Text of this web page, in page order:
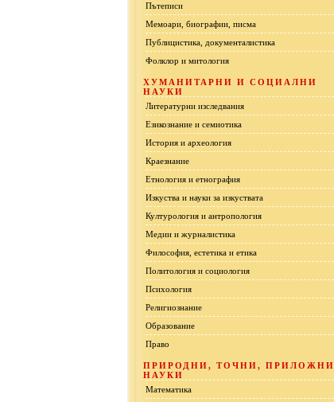
Пътеписи
Мемоари, биографии, писма
Публицистика, документалистика
Фолклор и митология
ХУМАНИТАРНИ И СОЦИАЛНИ
НАУКИ
Литературни изследвания
Езикознание и семиотика
История и археология
Краезнание
Етнология и етнография
Изкуства и науки за изкуствата
Културология и антропология
Медии и журналистика
Философия, естетика и етика
Политология и социология
Психология
Религиознание
Образование
Право
ПРИРОДНИ, ТОЧНИ, ПРИЛОЖНИ
НАУКИ
Математика